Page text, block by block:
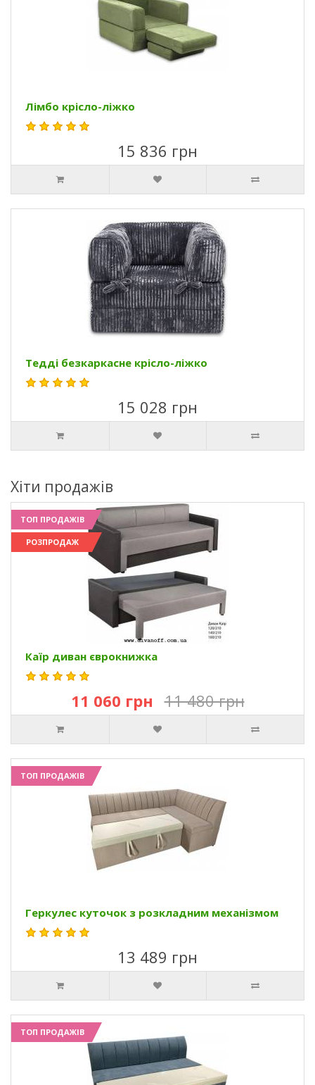
Лімбо крісло-ліжко
15 836 грн
Тедді безкаркасне крісло-ліжко
15 028 грн
Хіти продажів
ТОП ПРОДАЖІВ
РОЗПРОДАЖ
Каїр диван єврокнижка
11 060 грн 11 480 грн
ТОП ПРОДАЖІВ
Геркулес куточок з розкладним механізмом
13 489 грн
ТОП ПРОДАЖІВ